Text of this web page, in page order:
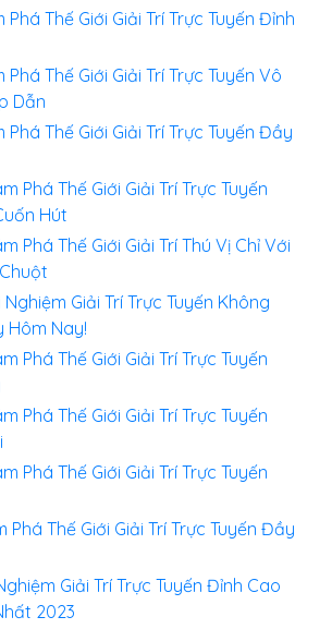
Phá Thế Giới Giải Trí Trực Tuyến Đỉnh
Phá Thế Giới Giải Trí Trực Tuyến Vô
Dẫn
Phá Thế Giới Giải Trí Trực Tuyến Đầy
Phá Thế Giới Giải Trí Trực Tuyến
Hút
Phá Thế Giới Giải Trí Thú Vị Chỉ Với
Giải Trí Trực Tuyến Không
Hôm Nay!
Phá Thế Giới Giải Trí Trực Tuyến
Phá Thế Giới Giải Trí Trực Tuyến
Phá Thế Giới Giải Trí Trực Tuyến
Phá Thế Giới Giải Trí Trực Tuyến Đầy
Giải Trí Trực Tuyến Đỉnh Cao
2023